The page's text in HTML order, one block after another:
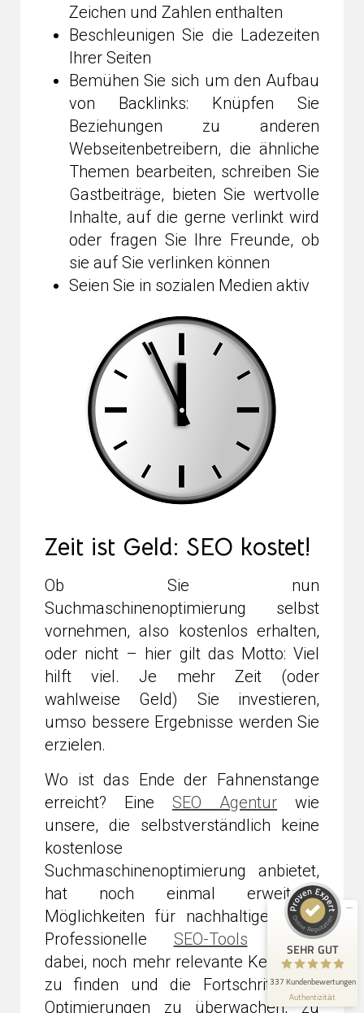
Zeichen und Zahlen enthalten
Beschleunigen Sie die Ladezeiten
Ihrer Seiten
Bemühen Sie sich um den Aufbau
von Backlinks: Knüpfen Sie
Beziehungen zu anderen
Webseitenbetreibern, die ähnliche
Themen bearbeiten, schreiben Sie
Gastbeiträge, bieten Sie wertvolle
Inhalte, auf die gerne verlinkt wird
oder fragen Sie Ihre Freunde, ob
sie auf Sie verlinken können
Seien Sie in sozialen Medien aktiv
Zeit ist Geld: SEO kostet!
Ob Sie nun
Suchmaschinenoptimierung selbst
vornehmen, also kostenlos erhalten,
oder nicht – hier gilt das Motto: Viel
hilft viel. Je mehr Zeit (oder
wahlweise Geld) Sie investieren,
umso bessere Ergebnisse werden Sie
erzielen.
Wo ist das Ende der Fahnenstange
erreicht? Eine SEO Agentur wie
unsere, die selbstverständlich keine
kostenlose
Suchmaschinenoptimierung anbietet,
hat noch einmal erweiterte
Möglichkeiten für nachhaltiges SEO.
Professionelle SEO-Tools helfen
dabei, noch mehr relevante Keywords
zu finden und die Fortschritte der
Optimierungen zu überwachen, zu
SEHR GUT
337 Kundenbewertungen
Authentizität
Kundenbewertungen und Erfahrungen zu
seo-nest.de
98%
ProvenExpert.com
SEHR GUT
4,91 / 5,00
198
Bewertungen auf
ProvenExpert.com
139
anderen Quellen
Blick aufs ProvenExpert-Profil werfen
3.8.2026